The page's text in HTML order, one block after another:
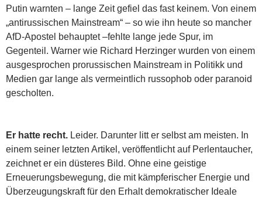
Putin warnten – lange Zeit gefiel das fast keinem. Von einem
„antirussischen Mainstream“ – so wie ihn heute so mancher
AfD-Apostel behauptet –fehlte lange jede Spur, im
Gegenteil. Warner wie Richard Herzinger wurden von einem
ausgesprochen prorussischen Mainstream in Politikk und
Medien gar lange als vermeintlich russophob oder paranoid
gescholten.
Er hatte recht. Leider. Darunter litt er selbst am meisten. In
einem seiner letzten Artikel, veröffentlicht auf Perlentaucher,
zeichnet er ein düsteres Bild. Ohne eine geistige
Erneuerungsbewegung, die mit kämpferischer Energie und
Überzeugungskraft für den Erhalt demokratischer Ideale